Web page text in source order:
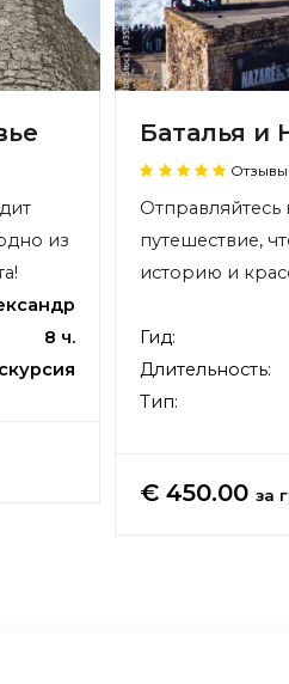
из
8 ч.
Баталья и
Отзывы
Отправляйтесь
путешествие,
историю и
Гид:
Длительность:
Тип:
€ 450.00за